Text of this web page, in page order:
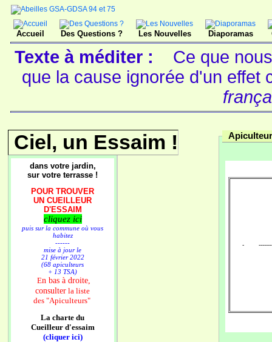
Accueil Des Questions ? Les Nouvelles Diaporamas
Texte à méditer :
Ce que
que la cause ignorée d'un
Ciel, un Essaim !
dans votre jardin,
sur votre terrasse !
POUR TROUVER
UN CUEILLEUR
D'ESSAIM
cliquez ici
puis sur la commune où vous
habitez
------
mise à jour le
21 février 2022
(68 apiculteurs
+ 13 TSA)
En bas à droite,
consulter la liste
des "Apiculteurs"
La charte du
Cueilleur d'essaim
(cliquer ici)
-